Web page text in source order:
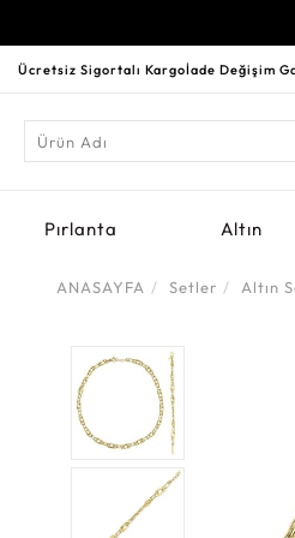
Ücretsiz Sigortalı Kargoİade Değişim
Pırlanta Altın
ANASAYFA Setler Altın